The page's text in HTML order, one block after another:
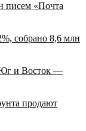
писем «Почта
собрано 8,6 млн
Юг и Восток —
продают